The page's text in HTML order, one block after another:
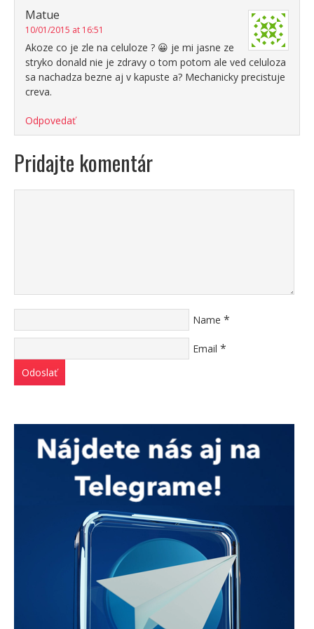
Matue
10/01/2015 at 16:51
Akoze co je zle na celuloze ? 😀 je mi jasne ze
stryko donald nie je zdravy o tom potom ale ved celuloza
sa nachadza bezne aj v kapuste a? Mechanicky precistuje
creva.
Odpovedať
Pridajte komentár
Name *
Email *